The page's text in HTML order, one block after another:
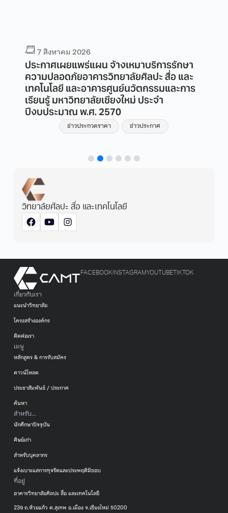
7 สิงหาคม 2026
ประกาศเผยแพร่แผน จ้างเหมาบริการรักษา
ความปลอดภัยอาคารวิทยาลัยศิลปะ สื่อ และ
เทคโนโลยี และอาคารศูนย์นวัตกรรมและการ
เรียนรู้ มหาวิทยาลัยเชียงใหม่ ประจำ
ปีงบประมาณ พ.ศ. 2570
ข่าวประกวดราคา ข่าวประกาศ
วิทยาลัยศิลปะ สื่อ และเทคโนโลยี
เกี่ยวกับเรา
แนะนำวิทยาลัย
โครงสร้างองค์กร
ติดต่อเรา
เมนู
หลักสูตร & การรับสมัคร
ดาวน์โหลด
ประชาสัมพันธ์ / ประกาศ
ค้นหา
สำหรับ...
นักศึกษาปัจจุบัน
ศิษย์เก่า
สำหรับบุคลากร
แจ้งเบาะแสการทุจริตและประพฤติมิชอบ
ที่อยู่
อาคารวิทยาลัยศิลปะ สื่อ และเทคโนโลยี
239 ถ.ห้วยแก้ว ต.สุเทพ อ.เมือง จ.เชียงใหม่ 50200
FACEBOOK INSTAGRAM YOUTUBETIKTOK